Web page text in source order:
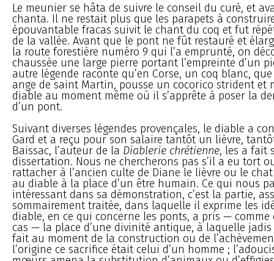
Le meunier se hâta de suivre le conseil du curé, et
chanta. Il ne restait plus que les parapets à
épouvantable fracas suivit le chant du coq et fut
de la vallée. Avant que le pont ne fût restauré et
la route forestière numéro 9 qui l’a emprunté, on
chaussée une large pierre portant l’empreinte d’un
autre légende raconte qu’en Corse, un coq blanc,
ange de saint Martin, pousse un cocorico strident et
diable au moment même où il s’apprête à poser la
d’un pont.
Suivant diverses légendes provençales, le diable a
Gard et a reçu pour son salaire tantôt un lièvre,
Baissac, l’auteur de la Diablerie chrétienne, les a fait
dissertation. Nous ne chercherons pas s’il a eu tort
rattacher à l’ancien culte de Diane le lièvre ou le
au diable à la place d’un être humain. Ce qui nous
intéressant dans sa démonstration, c’est la partie,
sommairement traitée, dans laquelle il exprime les
diable, en ce qui concerne les ponts, a pris —
cas — la place d’une divinité antique, à laquelle
fait au moment de la construction ou de
l’origine ce sacrifice était celui d’un homme ;